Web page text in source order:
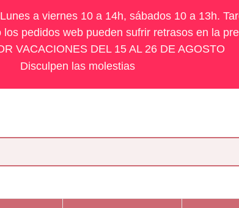
a viernes 10 a 14h, sábados 10 a 13h.
pedidos web pueden sufrir retrasos en la
VACACIONES DEL 15 AL 26 DE AGOSTO
Disculpen las molestias